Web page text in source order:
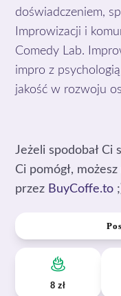
doświadczeniem,
Improwizacji i
Comedy Lab.
impro z
jakość w rozwoju
Jeżeli spodobał Ci
Ci pomógł,
przez BuyCoffe.to
8 zł